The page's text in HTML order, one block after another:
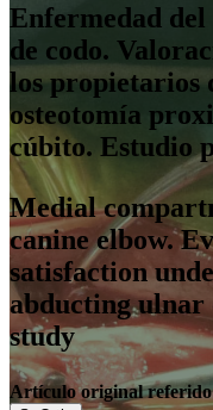
Enfermedad
de codo.
los propietarios
osteotomía
cúbito. Estudio
Medial
canine elbow.
satisfaction
abducting
study
Artículo original referido